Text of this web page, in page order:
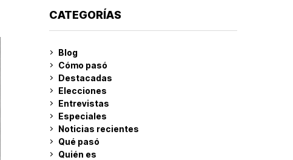
CATEGORÍAS
Blog
Cómo pasó
Destacadas
Elecciones
Entrevistas
Especiales
Noticias recientes
Qué pasó
Quién es